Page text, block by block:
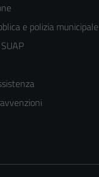
e polizia municipale